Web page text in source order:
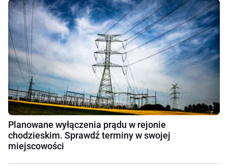
Planowane wyłączenia prądu w rejonie
chodzieskim. Sprawdź terminy w swojej
miejscowości